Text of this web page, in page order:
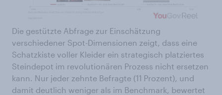
Die gestützte Abfrage zur Einschätzung
verschiedener Spot-Dimensionen zeigt, dass eine
Schatzkiste voller Kleider ein strategisch platziertes
Steindepot im revolutionären Prozess nicht ersetzen
kann. Nur jeder zehnte Befragte (11 Prozent), und
damit deutlich weniger als im Benchmark, bewertet